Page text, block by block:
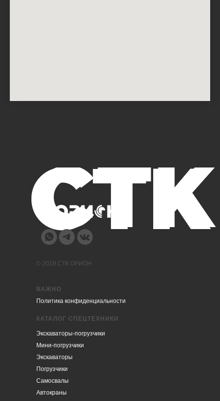
ВАЖНО
Политика конфиденциальности
КАТАЛОГ СПЕЦТЕХНИКИ
Экскаваторы-погрузчики
Мини-погрузчики
Экскаваторы
Погрузчики
Самосвалы
Автокраны
© 2019 СТК ОРИОН